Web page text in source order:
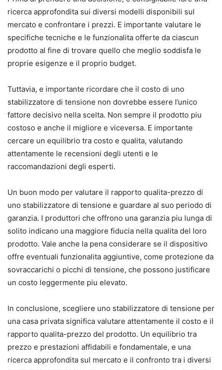
ricerca approfondita sui diversi modelli disponibili sul
mercato e confrontare i prezzi. E importante valutare le
specifiche tecniche e le funzionalita offerte da ciascun
prodotto al fine di trovare quello che meglio soddisfa le
proprie esigenze e il proprio budget.
Tuttavia, e importante ricordare che il costo di uno
stabilizzatore di tensione non dovrebbe essere l’unico
fattore decisivo nella scelta. Non sempre il prodotto piu
costoso e anche il migliore e viceversa. E importante
cercare un equilibrio tra costo e qualita, valutando
attentamente le recensioni degli utenti e le
raccomandazioni degli esperti.
Un buon modo per valutare il rapporto qualita-prezzo di
uno stabilizzatore di tensione e guardare al suo periodo di
garanzia. I produttori che offrono una garanzia piu lunga di
solito indicano una maggiore fiducia nella qualita del loro
prodotto. Vale anche la pena considerare se il dispositivo
offre eventuali funzionalita aggiuntive, come protezione da
sovraccarichi o picchi di tensione, che possono justificare
un costo leggermente piu elevato.
In conclusione, scegliere uno stabilizzatore di tensione per
una casa privata significa valutare attentamente il costo e il
rapporto qualita-prezzo del prodotto. Un equilibrio tra
prezzo e prestazioni affidabili e fondamentale, e una
ricerca approfondita sul mercato e il confronto tra i diversi